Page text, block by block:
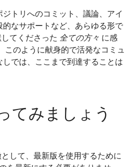
トリへのコミット、議論、アイ
なサポートなど、あらゆる形で
てくださった 全ての方々 に感
このように献身的で活発なコミュ
では、ここまで到達することは
てみましょう
して、最新版を使用するために